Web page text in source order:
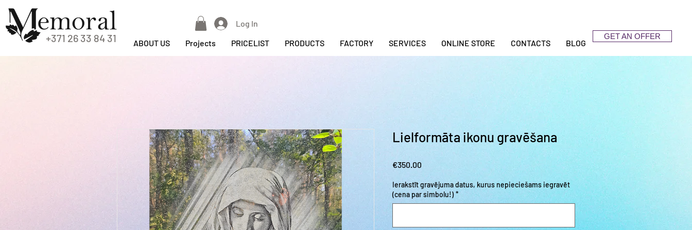
+371 26 33 84 31
Log In
ABOUT US Projects PRICELIST PRODUCTS FACTORY SERVICES ONLINE STORE CONTACTS BLOG
GET AN OFFER
Lielformāta ikonu gravēšana
€350.00Price
Ierakstīt gravējuma datus, kurus nepieciešams iegravēt
(cena par simbolu!) *